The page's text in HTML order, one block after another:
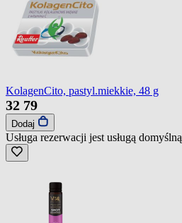
KolagenCito, pastyl.miekkie, 48 g
32 79
Dodaj
Usługa rezerwacji jest usługą domyślną